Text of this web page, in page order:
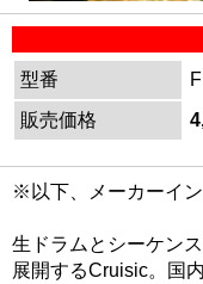
型番
販売価格
※以下、メーカーイン
生ドラムとシーケン
展開するCruisic。国